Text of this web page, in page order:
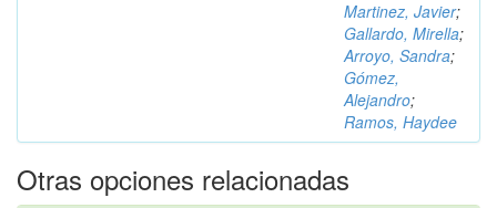
Martinez, Javier;
Gallardo, Mirella;
Arroyo, Sandra;
Gómez,
Alejandro;
Ramos, Haydee
Otras opciones relacionadas